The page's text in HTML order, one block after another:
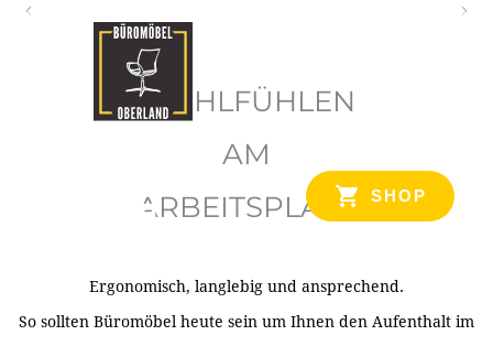
SHOP
WOHLFÜHLEN
AM
ARBEITSPLATZ
Ergonomisch, langlebig und ansprechend.
So sollten Büromöbel heute sein um Ihnen den Aufenthalt im